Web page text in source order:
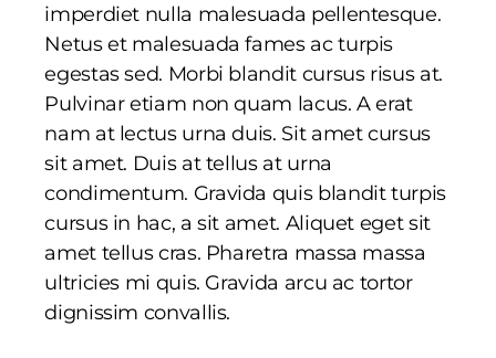
imperdiet nulla malesuada pellentesque.
Netus et malesuada fames ac turpis
egestas sed. Morbi blandit cursus risus at.
Pulvinar etiam non quam lacus. A erat
nam at lectus urna duis. Sit amet cursus
sit amet. Duis at tellus at urna
condimentum. Gravida quis blandit turpis
cursus in hac, a sit amet. Aliquet eget sit
amet tellus cras. Pharetra massa massa
ultricies mi quis. Gravida arcu ac tortor
dignissim convallis.